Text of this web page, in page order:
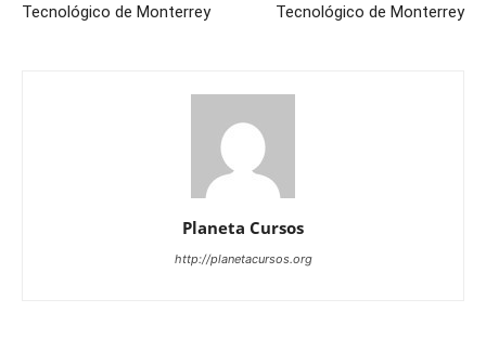
Tecnológico de Monterrey
Tecnológico de Monterrey
Planeta Cursos
http://planetacursos.org